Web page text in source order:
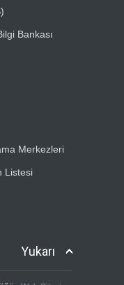
Bankası
Merkezleri
Listesi
Yukarı